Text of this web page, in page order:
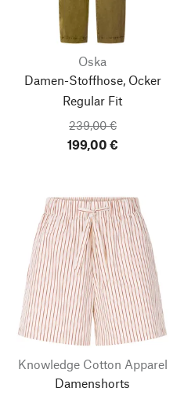
Oska
Damen-Stoffhose, Ocker
Regular Fit
239,00 €
199,00 €
Knowledge Cotton Apparel
Damenshorts